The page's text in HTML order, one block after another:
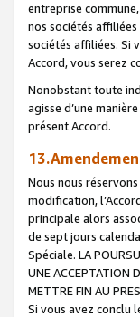
entreprise
nos sociétés
sociétés affiliées. Si
Accord, vous serez
Nonobstant toute
agisse d’une
présent Accord.
Nous nous
modification,
principale alors
de sept jours
Spéciale. LA
UNE ACCEPTATION
METTRE FIN AU
Si vous avez conclu